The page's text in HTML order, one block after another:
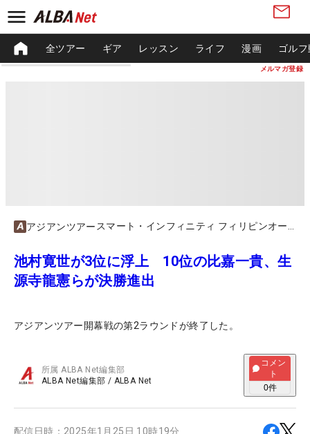
メルマガ登録
全ツアー ギア レッスン ライフ 漫画 ゴル
アジアンツアー
池村寛世が3位に浮上 10位の比嘉一貴、生
源寺龍憲らが決勝進出
アジアンツアー開幕戦の第2ラウンドが終了した。
所属ALBA Net編集部
ALBA Net編集部 / ALBA Net
コメン
ト
0件
配信日時： 2025年1月25日 10時19分